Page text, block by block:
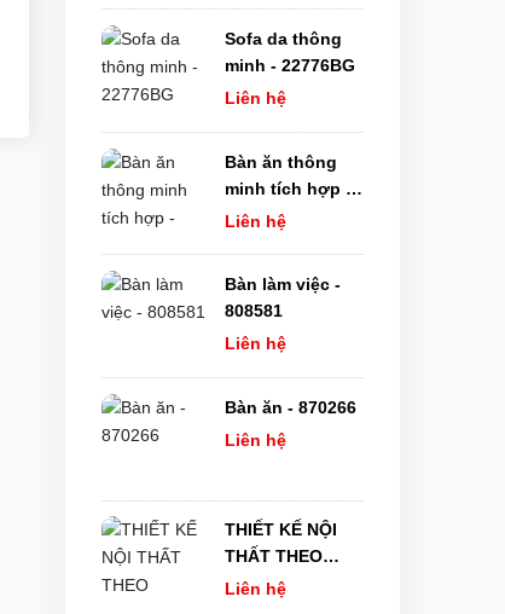
Sofa da thông
minh - 22776BG
Liên hệ
Bàn ăn thông
minh tích hợp -
FB0030
Liên hệ
Bàn làm việc -
808581
Liên hệ
Bàn ăn - 870266
Liên hệ
THIẾT KẾ NỘI
THẤT THEO
PHONG CÁCH
Liên hệ